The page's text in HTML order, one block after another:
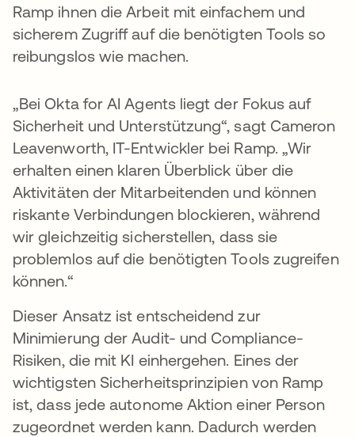
Ramp ihnen die Arbeit mit einfachem und
sicherem Zugriff auf die benötigten Tools so
reibungslos wie machen.
„Bei Okta for AI Agents liegt der Fokus auf
Sicherheit und Unterstützung“, sagt Cameron
Leavenworth, IT-Entwickler bei Ramp. „Wir
erhalten einen klaren Überblick über die
Aktivitäten der Mitarbeitenden und können
riskante Verbindungen blockieren, während
wir gleichzeitig sicherstellen, dass sie
problemlos auf die benötigten Tools zugreifen
können.“
Dieser Ansatz ist entscheidend zur
Minimierung der Audit- und Compliance-
Risiken, die mit KI einhergehen. Eines der
wichtigsten Sicherheitsprinzipien von Ramp
ist, dass jede autonome Aktion einer Person
zugeordnet werden kann. Dadurch werden